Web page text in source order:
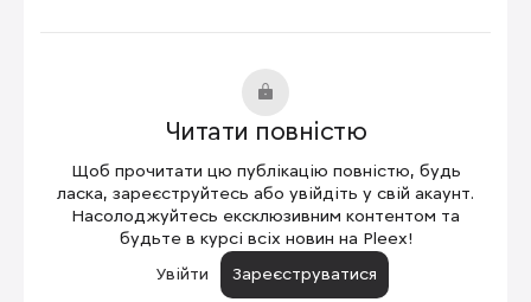
Посадка для гостей знаходиться на першому
приготування піци та бар. У закладі також
розмістили лекторій, який можна буде
орендувати для різних заходів.
Читати повністю
Щоб прочитати цю публікацію повністю, будь
ласка, зареєструйтесь або увійдіть у свій акаунт.
Насолоджуйтесь ексклюзивним контентом та
будьте в курсі всіх новин на Pleex!
Увійти
Зареєструватися